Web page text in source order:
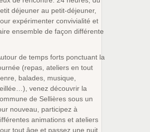
déjeuner au petit-déjeuner,
expérimenter convivialité et
ensemble de façon différente
de temps forts ponctuant la
(repas, ateliers en tout
balades, musique,
venez découvrir la
de Sellières sous un
nouveau, participez à
animations et ateliers
tout âge et passez une nuit